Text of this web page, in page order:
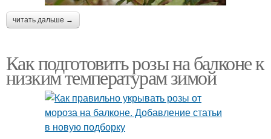
читать дальше →
Как подготовить розы на балконе к
низким температурам зимой